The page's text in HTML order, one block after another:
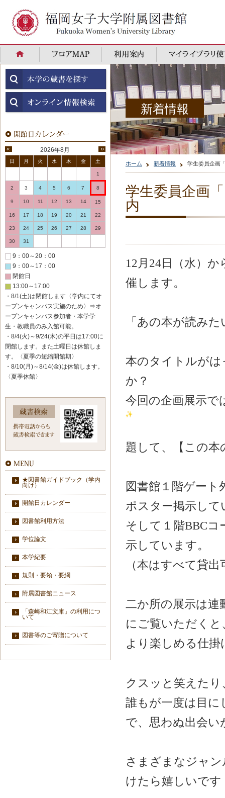
新着情報
ホーム 新着情報 学生委員企画
学生委員企画
内
12月24日（水）か
催します。
「あの本が読み
本のタイトルが
か？
今回の企画展示で
題して、【この
図書館１階ゲート
ポスター掲示して
そして１階BBC
示しています。
（本はすべて貸
二か所の展示は
にご覧いただくと
より楽しめる仕
クスッと笑えた
誰もが一度は目
で、思わぬ出会
さまざまなジャ
けたら嬉しいです
2026年8月
日 月 火 水 木 金 土
1
2 3 4 5 6 7 8
9 10 11 12 13 14 15
16 17 18 19 20 21 22
23 24 25 26 27 28 29
30 31
9：00～20：00
9：00～17：00
閉館日
13:00～17:00
・8/1(土)は閉館します〈学内にてオ
ープンキャンパス実施のため〉⇒オ
ープンキャンパス参加者・本学学
生・教職員のみ入館可能。
・8/4(火)～9/24(木)の平日は17:00に
閉館します。また土曜日は休館しま
す。〈夏季の短縮開館期〉
・8/10(月)～8/14(金)は休館します。
〈夏季休館〉
★図書館ガイドブック（学内
向け）
開館日カレンダー
図書館利用方法
学位論文
本学紀要
規則・要領・要綱
附属図書館ニュース
「森崎和江文庫」の利用につ
いて
図書等のご寄贈について